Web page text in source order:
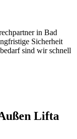
in Bad
Sicherheit
sind wir schnell
Lifta